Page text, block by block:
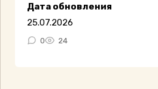
Дата обновления
25.07.2026
0 24